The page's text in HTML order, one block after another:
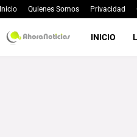
Inicio Quienes Somos Privacidad
INICIO